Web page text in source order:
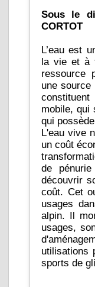
Sous le
CORTOT
L’eau est
la vie et à
ressource
une source
mobile, qui
qui
L'eau vive
un coût
de
découvrir
coût. Cet
usages
alpin. Il
usages,
utilisations
sports de